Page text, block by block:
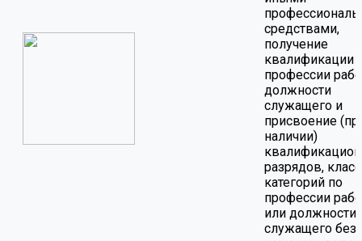
средствами,
получение
квалификации
профессии
должности
служащего и
присвоение
наличии)
разрядов,
категорий по
профессии
или должности
служащего без